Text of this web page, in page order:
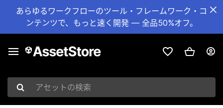
あらゆるワークフローのツール・フレームワーク・コ
ンテンツで、もっと速く開発 — 全品50%オフ。
アセットの検索